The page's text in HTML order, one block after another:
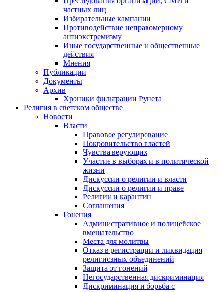
частных лиц
Избирательные кампании
Противодействие неправомерному
антиэкстремизму
Иные государственные и общественные
действия
Мнения
Публикации
Документы
Архив
Хроники фильтрации Рунета
Религия в светском обществе
Новости
Власти
Правовое регулирование
Покровительство властей
Чувства верующих
Участие в выборах и в политической
жизни
Дискуссии о религии и власти
Дискуссии о религии и праве
Религии и карантин
Соглашения
Гонения
Административное и полицейское
вмешательство
Места для молитвы
Отказ в регистрации и ликвидация
религиозных объединений
Защита от гонений
Негосударственная дискриминация
Дискриминация и борьба с